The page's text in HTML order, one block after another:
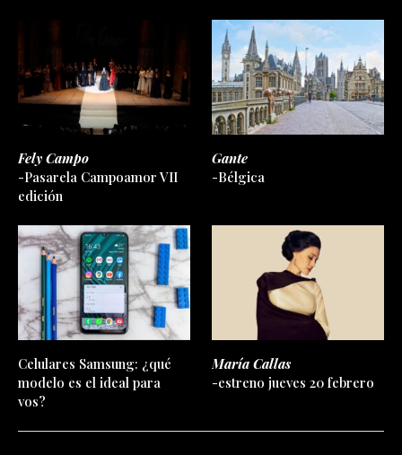
Fely Campo
-Pasarela Campoamor VII
edición
Gante
-Bélgica
Celulares Samsung: ¿qué
modelo es el ideal para
vos?
María Callas
-estreno jueves 20 febrero